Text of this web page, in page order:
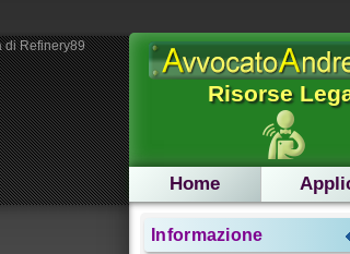
Risorse
Home
Informazione
Refinery89